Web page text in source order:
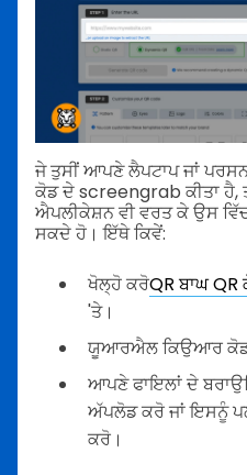
ਜੇ ਤੁਸੀਂ ਆਪਣੇ ਲੈਪਟਾਪ ਜਾਂ
ਕੋਡ ਦੇ screengrab ਕੀਤਾ ਹੈ,
ਐਪਲੀਕੇਸ਼ਨ ਵੀ ਵਰਤ ਕੇ ਉਸ
ਸਕਦੇ ਹੋ। ਇੱਥੇ ਕਿਵੇਂ:
ਖੋਲ੍ਹੋ ਕਰੋQR ਬਾਘ
'ਤੇ।
ਯੂਆਰਐਲ ਕਿਉਆਰ
ਆਪਣੇ ਫਾਇਲਾਂ ਦੇ
ਅੱਪਲੋਡ ਕਰੋ ਜਾਂ ਇਸਨੂੰ
ਕਰੋ।